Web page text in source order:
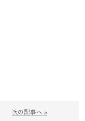
次の記事へ »